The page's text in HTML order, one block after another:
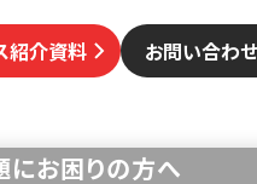
紹介資料 お問い合わせ
お困りの方へ